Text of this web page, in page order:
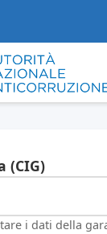
(CIG)
i dati della